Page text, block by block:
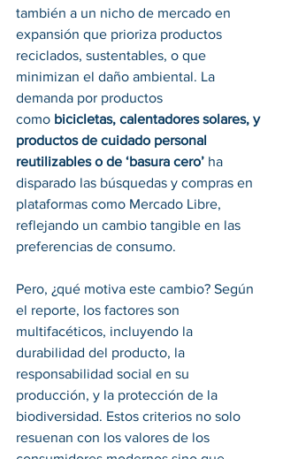
también a un nicho de mercado en
expansión que prioriza productos
reciclados, sustentables, o que
minimizan el daño ambiental. La
demanda por productos
como bicicletas, calentadores solares, y
productos de cuidado personal
reutilizables o de ‘basura cero’ ha
disparado las búsquedas y compras en
plataformas como Mercado Libre,
reflejando un cambio tangible en las
preferencias de consumo.
Pero, ¿qué motiva este cambio? Según
el reporte, los factores son
multifacéticos, incluyendo la
durabilidad del producto, la
responsabilidad social en su
producción, y la protección de la
biodiversidad. Estos criterios no solo
resuenan con los valores de los